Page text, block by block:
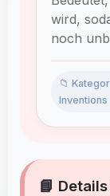
wird,
noch
📁
Inventions
📘